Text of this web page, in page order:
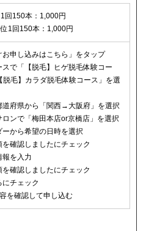
回150本：1,000円
1回150本：1,000円
お申し込みはこちら」をタップ
スで「【脱毛】ヒゲ脱毛体験コー
脱毛】カラダ脱毛体験コース」を選
道府県から「関西→大阪府」を選択
ロンで「梅田本店or京橋店」を選択
ーから希望の日時を選択
を確認しましたにチェック
報を入力
を確認しましたにチェック
チェック
を確認して申し込む